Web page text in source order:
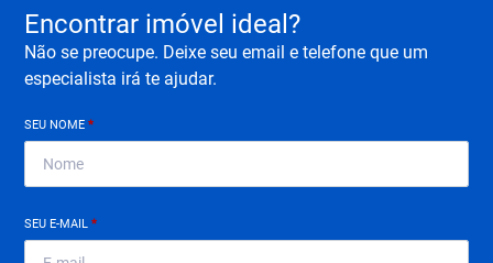
Encontrar imóvel ideal?
Não se preocupe. Deixe seu email e telefone que um
especialista irá te ajudar.
SEU NOME*
SEU E-MAIL*